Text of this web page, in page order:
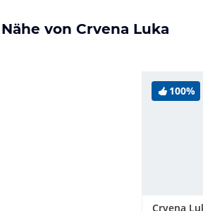
von Crvena Luka
100%